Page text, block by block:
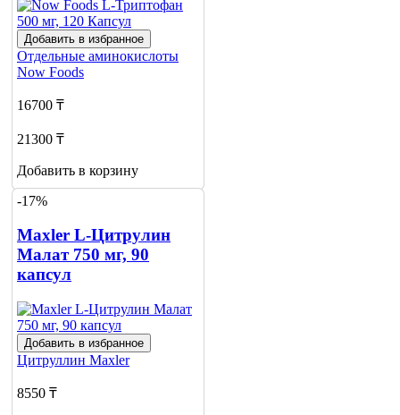
Добавить в избранное
Отдельные аминокислоты
Now Foods
16700 ₸
21300 ₸
Добавить в корзину
-17%
Maxler L-Цитрулин
Малат 750 мг, 90
капсул
Добавить в избранное
Цитруллин Maxler
8550 ₸